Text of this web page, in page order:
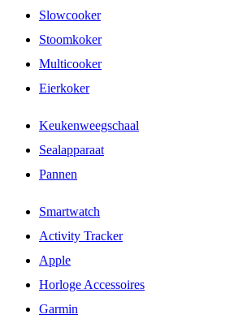
Slowcooker
Stoomkoker
Multicooker
Eierkoker
Keukenweegschaal
Sealapparaat
Pannen
Smartwatch
Activity Tracker
Apple
Horloge Accessoires
Garmin